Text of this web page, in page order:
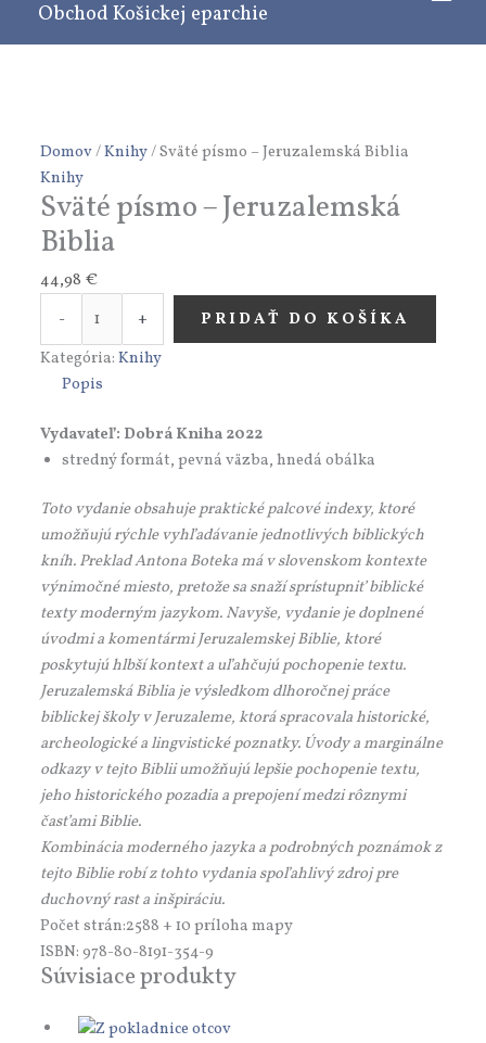
PreskočiťObchod Košickej eparchie
Domov/Knihy/ Sväté písmo – Jeruzalemská Biblia
Knihy
Sväté písmo – Jeruzalemská
Biblia
44,98 €
-
množstvo
Biblia
+
PRIDAŤ DO KOŠÍKA
Kategória:Knihy
Popis
Vydavateľ: Dobrá Kniha 2022
stredný formát, pevná väzba, hnedá obálka
Toto vydanie obsahuje praktické palcové indexy, ktoré
umožňujú rýchle vyhľadávanie jednotlivých biblických
kníh. Preklad Antona Boteka má v slovenskom kontexte
výnimočné miesto, pretože sa snaží sprístupniť biblické
texty moderným jazykom. Navyše, vydanie je doplnené
úvodmi a komentármi Jeruzalemskej Biblie, ktoré
poskytujú hlbší kontext a uľahčujú pochopenie textu.
Jeruzalemská Biblia je výsledkom dlhoročnej práce
biblickej školy v Jeruzaleme, ktorá spracovala historické,
archeologické a lingvistické poznatky. Úvody a marginálne
odkazy v tejto Biblii umožňujú lepšie pochopenie textu,
jeho historického pozadia a prepojení medzi rôznymi
časťami Biblie.
Kombinácia moderného jazyka a podrobných poznámok z
tejto Biblie robí z tohto vydania spoľahlivý zdroj pre
duchovný rast a inšpiráciu.
Počet strán:2588 + 10 príloha mapy
ISBN: 978-80-8191-354-9
Súvisiace produkty